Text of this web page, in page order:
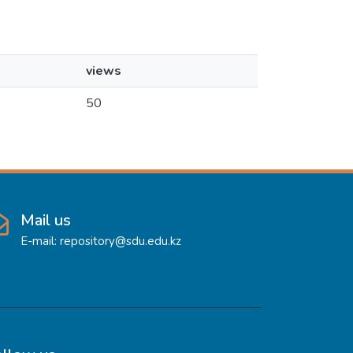
views
50
Mail us
E-mail: repository@sdu.edu.kz